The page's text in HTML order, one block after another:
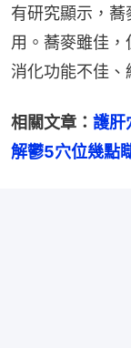
有研究顯示，
用。蕎麥雖佳，
消化功能不佳、
相關文章： 護肝
解鬱5穴位幾點